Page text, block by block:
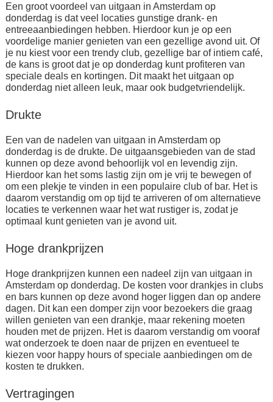
Een groot voordeel van uitgaan in Amsterdam op
donderdag is dat veel locaties gunstige drank- en
entreeaanbiedingen hebben. Hierdoor kun je op een
voordelige manier genieten van een gezellige avond uit. Of
je nu kiest voor een trendy club, gezellige bar of intiem café,
de kans is groot dat je op donderdag kunt profiteren van
speciale deals en kortingen. Dit maakt het uitgaan op
donderdag niet alleen leuk, maar ook budgetvriendelijk.
Drukte
Een van de nadelen van uitgaan in Amsterdam op
donderdag is de drukte. De uitgaansgebieden van de stad
kunnen op deze avond behoorlijk vol en levendig zijn.
Hierdoor kan het soms lastig zijn om je vrij te bewegen of
om een plekje te vinden in een populaire club of bar. Het is
daarom verstandig om op tijd te arriveren of om alternatieve
locaties te verkennen waar het wat rustiger is, zodat je
optimaal kunt genieten van je avond uit.
Hoge drankprijzen
Hoge drankprijzen kunnen een nadeel zijn van uitgaan in
Amsterdam op donderdag. De kosten voor drankjes in clubs
en bars kunnen op deze avond hoger liggen dan op andere
dagen. Dit kan een domper zijn voor bezoekers die graag
willen genieten van een drankje, maar rekening moeten
houden met de prijzen. Het is daarom verstandig om vooraf
wat onderzoek te doen naar de prijzen en eventueel te
kiezen voor happy hours of speciale aanbiedingen om de
kosten te drukken.
Vertragingen